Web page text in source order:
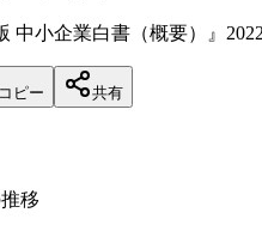
中小企業白書（概要）』
ピー 共有
移